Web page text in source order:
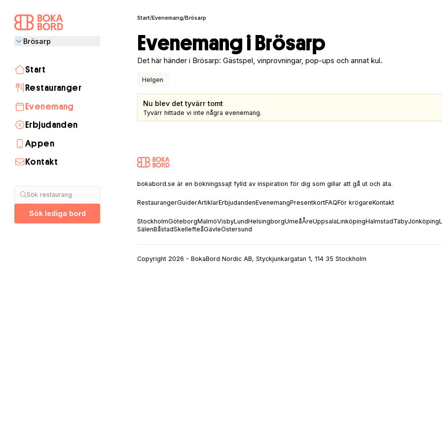
Brösarp
Start
Restauranger
Evenemang
Erbjudanden
Appen
Kontakt
Sök restaurang
Sök lediga bord
Start/Evenemang/Brösarp
Evenemang i Brösarp
Det här händer i Brösarp: Gästspel, vinprovningar, pop-ups och annat kul.
Helgen
Nu blev det tyvärr tomt
Tyvärr hittade vi inte några evenemang.
bokabord.se är en bokningssajt fylld av inspiration för dig som gillar att gå ut och äta.
RestaurangerGuiderArtiklarErbjudandenEvenemangPresentkortFAQFör krögareKontakt
StockholmGöteborgMalmöVisbyLundHelsingborgUmeåÅreUppsalaLinköpingHalmstadTäbyJönköping
SälenBåstadSkellefteåGävleÖstersund
Copyright 2026 - BokaBord Nordic AB, Styckjunkargatan 1, 114 35 Stockholm